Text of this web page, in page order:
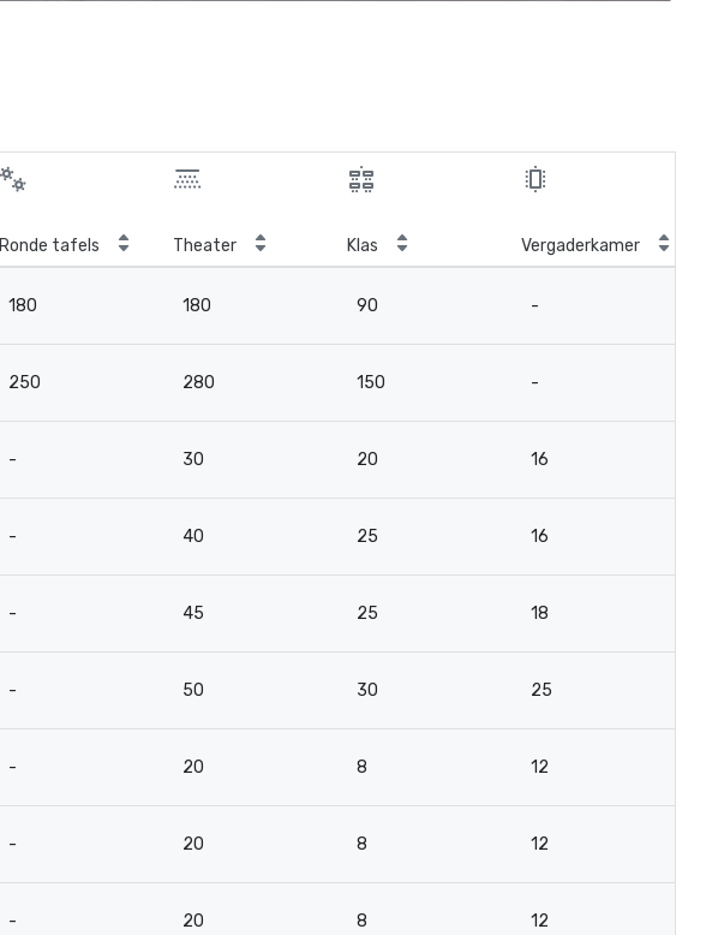
Ronde tafels Theater Klas Vergaderkamer
180 180 90 -
250 280 150 -
- 30 20 16
- 40 25 16
- 45 25 18
- 50 30 25
- 20 8 12
- 20 8 12
- 20 8 12